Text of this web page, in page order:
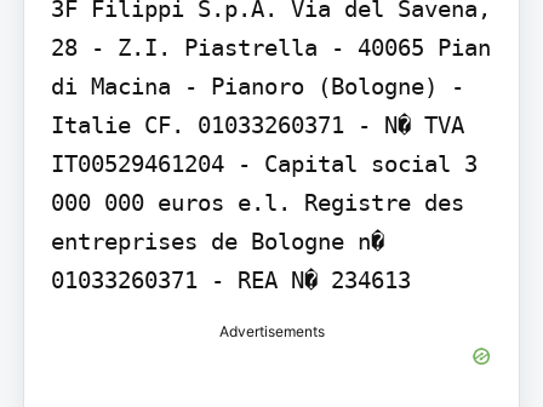
3F Filippi S.p.A. Via del Savena,
28 - Z.I. Piastrella - 40065 Pian
di Macina - Pianoro (Bologne) -
Italie CF. 01033260371 - N� TVA
IT00529461204 - Capital social 3
000 000 euros e.l. Registre des
entreprises de Bologne n�
01033260371 - REA N� 234613
Advertisements